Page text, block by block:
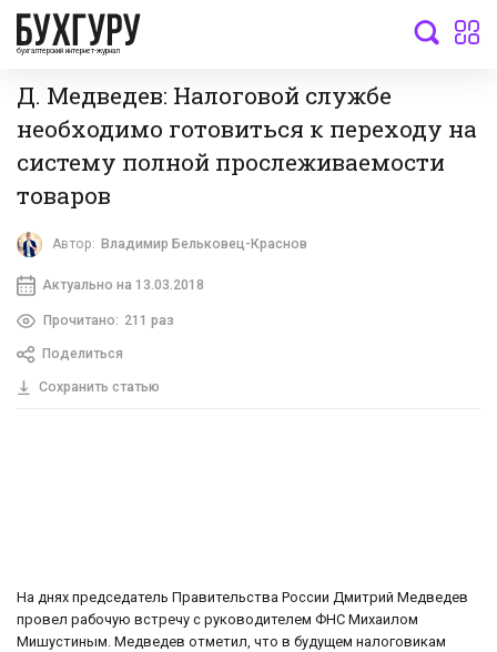
бухгалтерский интернет-журнал
Д. Медведев: Налоговой службе
необходимо готовиться к переходу на
систему полной прослеживаемости
товаров
Автор: Владимир Бельковец-Краснов
Актуально на 13.03.2018
Прочитано: 211 раз
Поделиться
Сохранить статью
На днях председатель Правительства России Дмитрий Медведев
провел рабочую встречу с руководителем ФНС Михаилом
Мишустиным. Медведев отметил, что в будущем налоговикам